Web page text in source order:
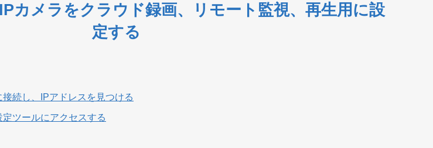
カメラをクラウド録画、リモート監視、再生用に設
定する
続し、IPアドレスを見つける
ツールにアクセスする